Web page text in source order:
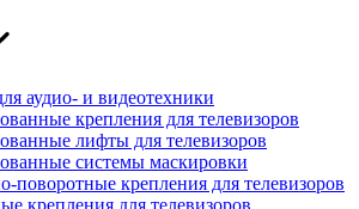
аудио- и видеотехники
крепления для телевизоров
лифты для телевизоров
системы маскировки
поворотные крепления для телевизоров
крепления для телевизоров